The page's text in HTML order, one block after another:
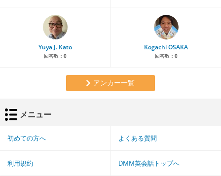
Yuya J. Kato
回答数： 0
Kogachi OSAKA
回答数： 0
アンカー一覧
メニュー
初めての方へ よくある質問
利用規約 DMM英会話トップへ